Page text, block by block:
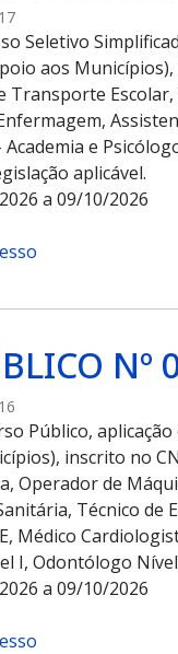
Seletivo
aos
Escolar,
Academia e
aplicável.
a 09/10/2026
Nº
Público,
inscrito no
Operador de
Técnico de
Médico
Odontólogo
a 09/10/2026